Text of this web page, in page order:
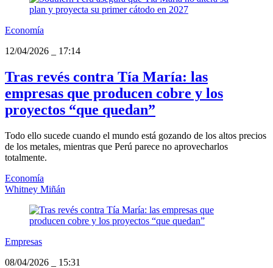
Economía
12/04/2026
17:14
Tras revés contra Tía María: las
empresas que producen cobre y los
proyectos “que quedan”
Todo ello sucede cuando el mundo está gozando de los altos precios
de los metales, mientras que Perú parece no aprovecharlos
totalmente.
Economía
Whitney Miñán
Empresas
08/04/2026
15:31